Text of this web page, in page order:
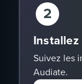
2
Suivez les
Audiate.